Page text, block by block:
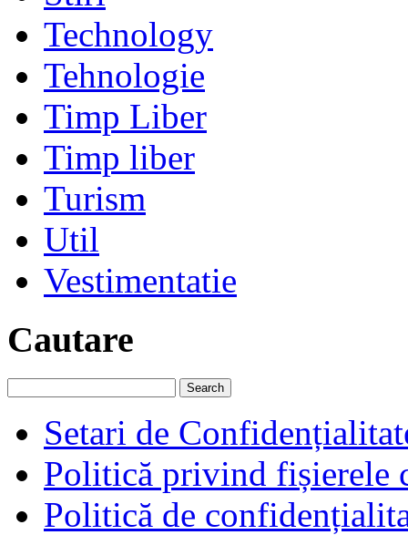
Technology
Tehnologie
Timp Liber
Timp liber
Turism
Util
Vestimentatie
Cautare
Setari de
Politică privind fișierele
Politică de